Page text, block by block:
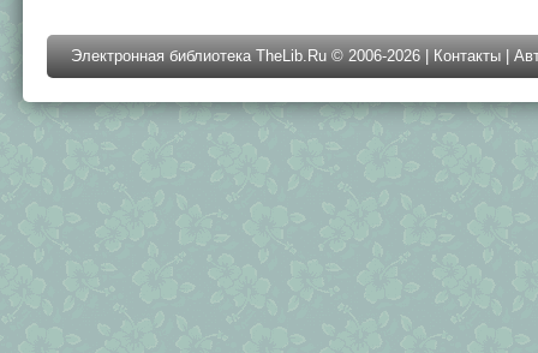
Электронная библиотека TheLib.Ru © 2006-2026 | Контакты |